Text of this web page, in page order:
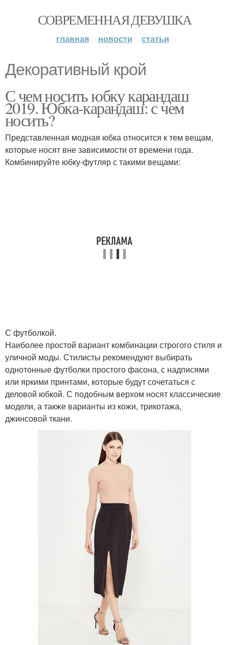
СОВРЕМЕННАЯ ДЕВУШКА
главная новости статьи
Декоративный крой
С чем носить юбку карандаш
2019. Юбка-карандаш: с чем
носить?
Представленная модная юбка относится к тем вещам,
которые носят вне зависимости от времени года.
Комбинируйте юбку-футляр с такими вещами:
С футболкой.
Наиболее простой вариант комбинации строгого стиля и
уличной моды. Стилисты рекомендуют выбирать
однотонные футболки простого фасона, с надписями
или яркими принтами, которые будут сочетаться с
деловой юбкой. С подобным верхом носят классические
модели, а также варианты из кожи, трикотажа,
джинсовой ткани.